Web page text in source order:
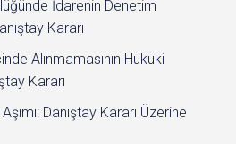
İdarenin Denetim
Kararı
Alınmamasının Hukuki
Kararı
Danıştay Kararı Üzerine